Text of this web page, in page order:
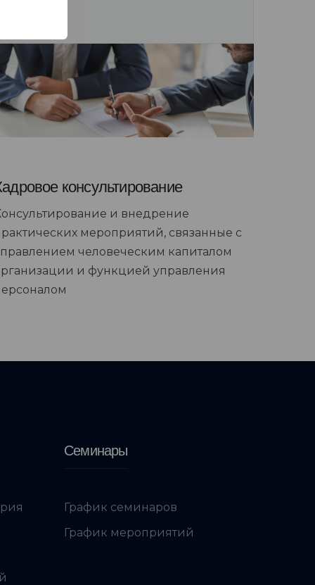
консультирование
и внедрение
мероприятий, связанные с
человеческим капиталом
и функцией управления
Семинары
График семинаров
График мероприятий